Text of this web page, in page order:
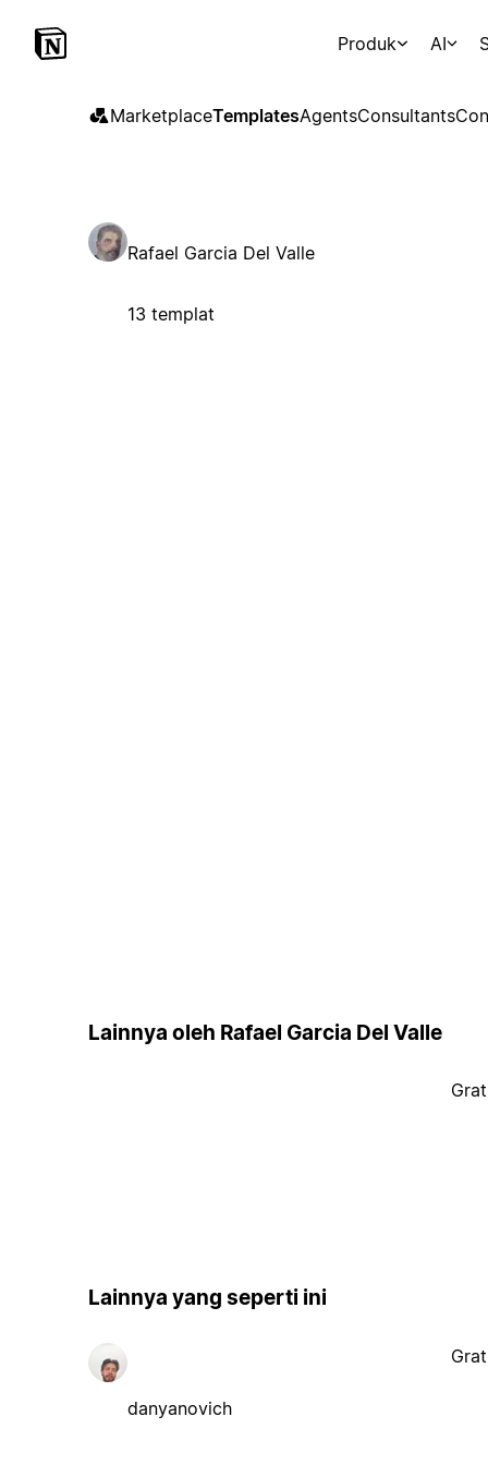
Produk AI
MarketplaceTemplatesAgentsConsultants
Rafael Garcia Del Valle
13 templat
Lainnya oleh Rafael Garcia Del Valle
Lainnya yang seperti ini
danyanovich